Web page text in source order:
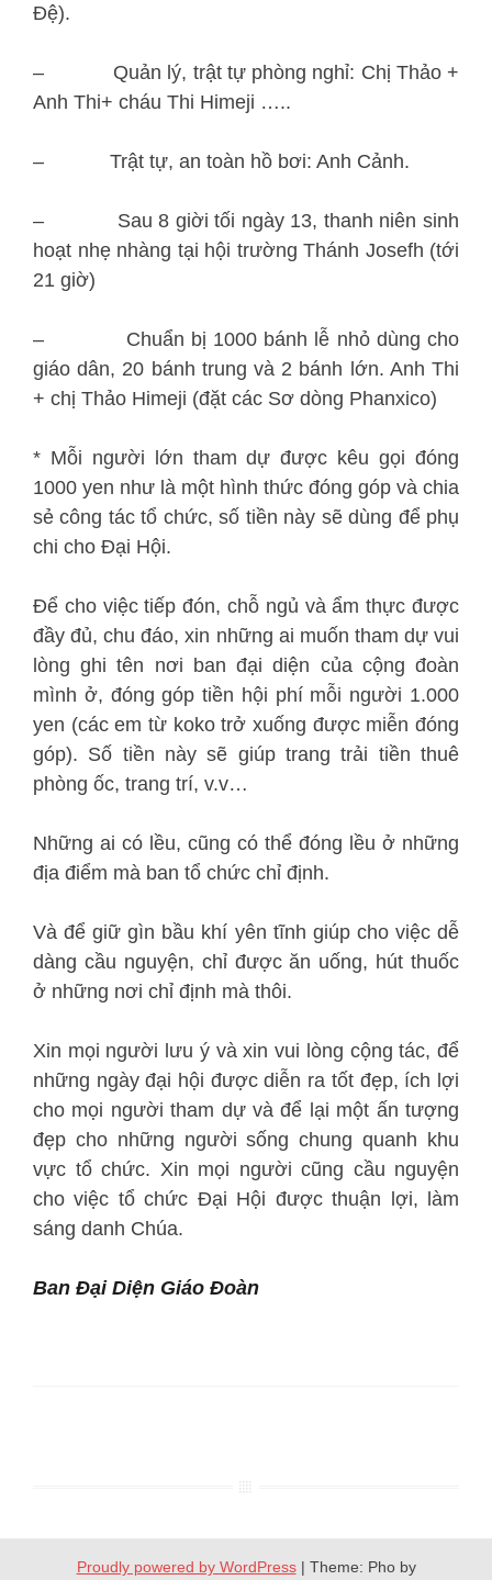
Đệ).
– Quản lý, trật tự phòng nghỉ: Chị Thảo +
Anh Thi+ cháu Thi Himeji …..
– Trật tự, an toàn hồ bơi: Anh Cảnh.
– Sau 8 giời tối ngày 13, thanh niên sinh
hoạt nhẹ nhàng tại hội trường Thánh Josefh (tới
21 giờ)
– Chuẩn bị 1000 bánh lễ nhỏ dùng cho
giáo dân, 20 bánh trung và 2 bánh lớn. Anh Thi
+ chị Thảo Himeji (đặt các Sơ dòng Phanxico)
* Mỗi người lớn tham dự được kêu gọi đóng
1000 yen như là một hình thức đóng góp và chia
sẻ công tác tổ chức, số tiền này sẽ dùng để phụ
chi cho Đại Hội.
Để cho việc tiếp đón, chỗ ngủ và ẩm thực được
đầy đủ, chu đáo, xin những ai muốn tham dự vui
lòng ghi tên nơi ban đại diện của cộng đoàn
mình ở, đóng góp tiền hội phí mỗi người 1.000
yen (các em từ koko trở xuống được miễn đóng
góp). Số tiền này sẽ giúp trang trải tiền thuê
phòng ốc, trang trí, v.v…
Những ai có lều, cũng có thể đóng lều ở những
địa điểm mà ban tổ chức chỉ định.
Và để giữ gìn bầu khí yên tĩnh giúp cho việc dễ
dàng cầu nguyện, chỉ được ăn uống, hút thuốc
ở những nơi chỉ định mà thôi.
Xin mọi người lưu ý và xin vui lòng cộng tác, để
những ngày đại hội được diễn ra tốt đẹp, ích lợi
cho mọi người tham dự và để lại một ấn tượng
đẹp cho những người sống chung quanh khu
vực tổ chức. Xin mọi người cũng cầu nguyện
cho việc tổ chức Đại Hội được thuận lợi, làm
sáng danh Chúa.
Ban Đại Diện Giáo Đoàn
Proudly powered by WordPress | Theme: Pho by